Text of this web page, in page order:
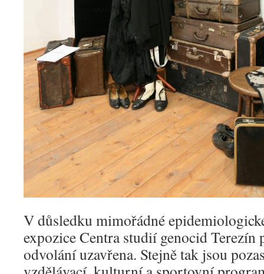
V důsledku mimořádné
expozice Centra studií genocid Terezín
odvolání uzavřena. Stejně tak jsou